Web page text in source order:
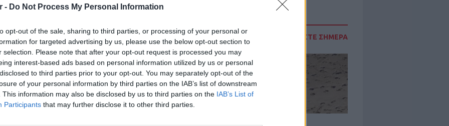
- Do Not Process My Personal Information
opt-out of the sale, sharing to third parties, or processing of your personal or
for targeted advertising by us, please use the below opt-out section to
selection. Please note that after your opt-out request is processed you may
interest-based ads based on personal information utilized by us or personal
to third parties prior to your opt-out. You may separately opt-out of the
of your personal information by third parties on the IAB’s list of downstream
This information may also be disclosed by us to third parties on the IAB’s List of
Participants that may further disclose it to other third parties.
ΔΙΑΒΑΣΤΕ ΣΗΜΕΡΑ
Tree - Brenda Lee
ΔΙΑΦΗΜΙΣΗ